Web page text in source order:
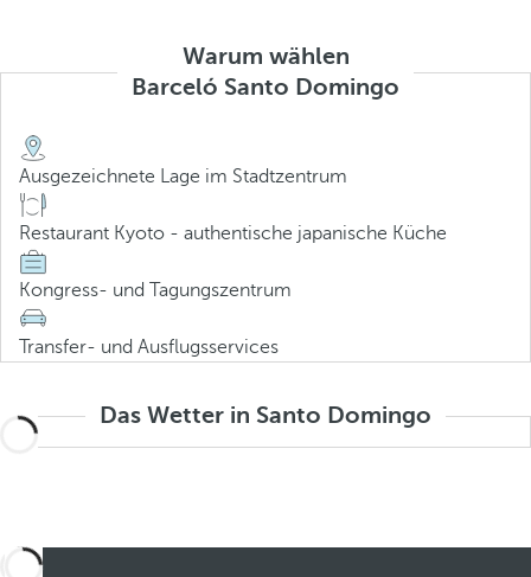
Warum wählen
Barceló Santo Domingo
Ausgezeichnete Lage im Stadtzentrum
Restaurant Kyoto - authentische japanische Küche
Kongress- und Tagungszentrum
Transfer- und Ausflugsservices
Das Wetter in Santo Domingo